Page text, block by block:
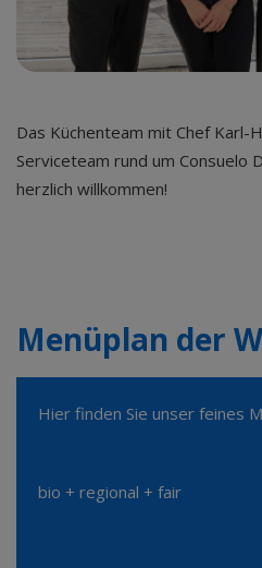
Das Küchenteam mit Chef Karl-
Serviceteam rund um Consuelo
herzlich willkommen!
Menüplan der
Hier finden Sie unser feines
bio + regional + fair